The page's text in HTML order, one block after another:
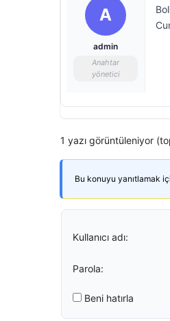
A
admin
Anahtar
yönetici
1 yazı görüntüleniyor
Bu konuyu yanıtlamak
Kullanıcı adı:
Parola:
Beni hatırla